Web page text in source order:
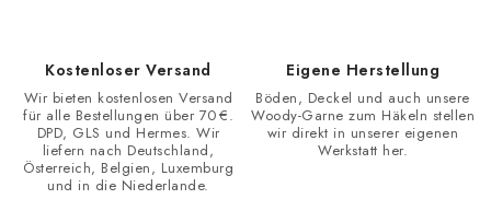
Kostenloser Versand
Wir bieten kostenlosen Versand
für alle Bestellungen über 70 €.
DPD, GLS und Hermes. Wir
liefern nach Deutschland,
Österreich, Belgien, Luxemburg
und in die Niederlande.
Eigene Herstellung
Böden, Deckel und auch unsere
Woody-Garne zum Häkeln stellen
wir direkt in unserer eigenen
Werkstatt her.